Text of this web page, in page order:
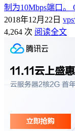
制为10Mbps端口。
2018年12月22日
4,264 次 阅读全文